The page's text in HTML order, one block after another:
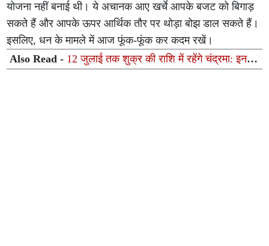
योजना नहीं बनाई थी। ये अचानक आए खर्चे आपके बजट को बिगाड़
सकते हैं और आपके ऊपर आर्थिक तौर पर थोड़ा बोझ डाल सकते हैं।
इसलिए, धन के मामले में आज फूंक-फूंक कर कदम रखें।
Also Read - 12 जुलाई तक शुक्र की राशि में रहेंगे चंद्रमा: इन 3
राशियों का चमकेगा भाग्य, करियर और धन के मामले में मिलेगी बंपर